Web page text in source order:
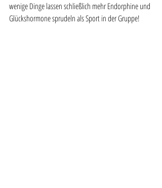
wenige Dinge lassen schließlich mehr Endorphine und
Glückshormone sprudeln als Sport in der Gruppe!